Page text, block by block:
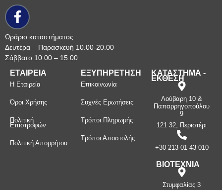
Ωράριο καταστήματος
Δευτέρα – Παρασκευή 10.00-20.00
Σάββατο 10.00 – 15.00
ΕΤΑΙΡΕΙΑ
Η Εταιρεία
Όροι Χρήσης
Πολιτική
Επιστροφών
Πολιτική Απορρήτου
ΕΞΥΠΗΡΕΤΗΣΗ
Επικοινωνία
Συχνές Ερωτήσεις
Τρόποι Πληρωμής
Τρόποι Αποστολής
ΚΑΤΑΣΤΗΜΑ -
ΕΚΘΕΣΗ
Λούβαρη 10 &
Παπαρρηγοπούλου
9
121 32, Περιστέρι
+30 213 01 43 010
ΒΙΟΤΕΧΝΙΑ
Στυμφαλίας 3